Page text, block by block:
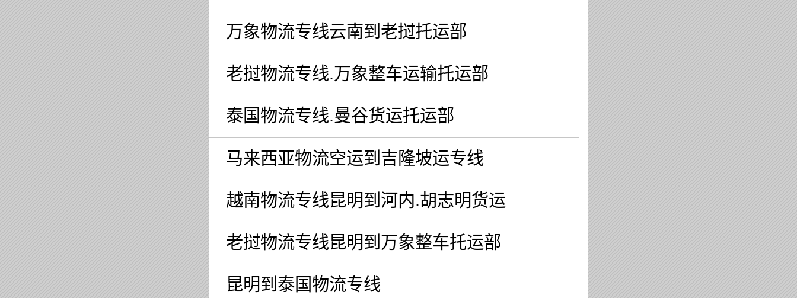
万象物流专线云南到老挝托运部
老挝物流专线.万象整车运输托运部
泰国物流专线.曼谷货运托运部
马来西亚物流空运到吉隆坡运专线
越南物流专线昆明到河内.胡志明货运
老挝物流专线昆明到万象整车托运部
昆明到泰国物流专线